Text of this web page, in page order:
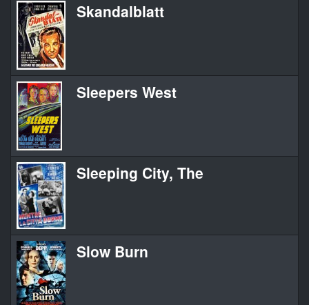
Skandalblatt
Sleepers West
Sleeping City, The
Slow Burn